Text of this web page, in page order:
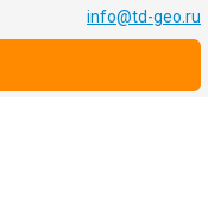
info@td-geo.ru